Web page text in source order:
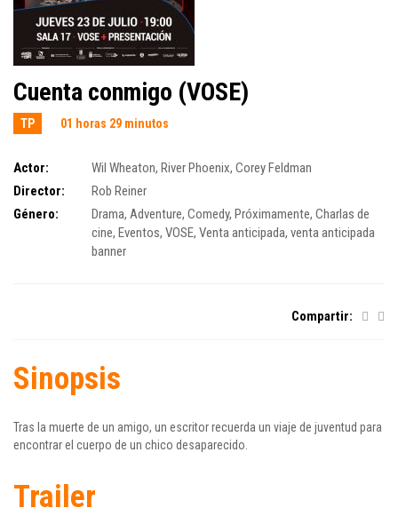
Cuenta conmigo (VOSE)
TP 01 horas 29 minutos
Actor: Wil Wheaton, River Phoenix, Corey Feldman
Director:
Rob Reiner
Género:
Drama, Adventure, Comedy, Próximamente, Charlas de
cine, Eventos, VOSE, Venta anticipada, venta anticipada
banner
Compartir:
Sinopsis
Tras la muerte de un amigo, un escritor recuerda un viaje de juventud para
encontrar el cuerpo de un chico desaparecido.
Trailer